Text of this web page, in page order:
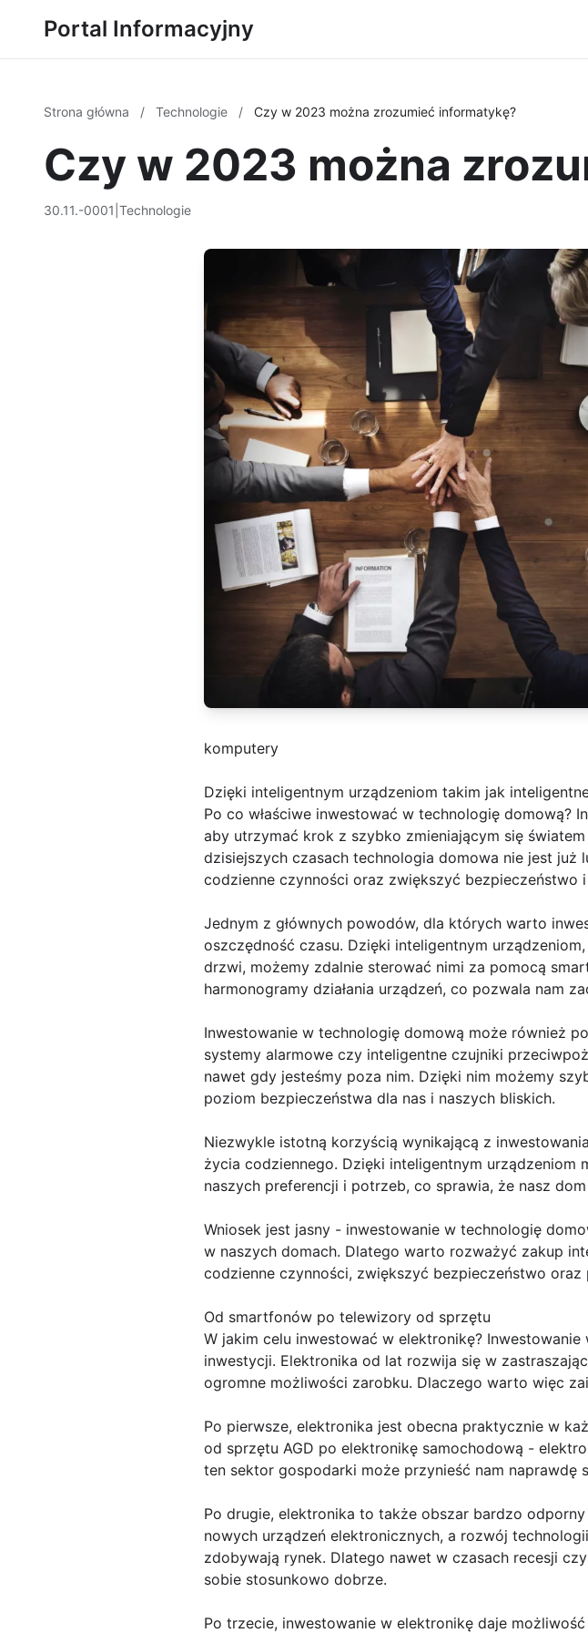
Portal Informacyjny
Strona główna / Technologie / Czy w 2023 można zrozumieć informatykę?
Czy w 2023 można
30.11.-0001 Technologie
komputery
Dzięki inteligentnym urządzeniom takim jak
Po co właściwe inwestować w technologię domową?
aby utrzymać krok z szybko zmieniającym się
dzisiejszych czasach technologia domowa nie jest już
codzienne czynności oraz zwiększyć bezpieczeństwo
Jednym z głównych powodów, dla których warto
oszczędność czasu. Dzięki inteligentnym
drzwi, możemy zdalnie sterować nimi za pomocą
harmonogramy działania urządzeń, co pozwala nam
Inwestowanie w technologię domową może również
systemy alarmowe czy inteligentne czujniki
nawet gdy jesteśmy poza nim. Dzięki nim możemy
poziom bezpieczeństwa dla nas i naszych bliskich.
Niezwykle istotną korzyścią wynikającą z
życia codziennego. Dzięki inteligentnym
naszych preferencji i potrzeb, co sprawia, że nasz
Wniosek jest jasny - inwestowanie w technologię
w naszych domach. Dlatego warto rozważyć zakup
codzienne czynności, zwiększyć bezpieczeństwo
Od smartfonów po telewizory od sprzętu
W jakim celu inwestować w elektronikę?
inwestycji. Elektronika od lat rozwija się w
ogromne możliwości zarobku. Dlaczego warto więc
Po pierwsze, elektronika jest obecna praktycznie w
od sprzętu AGD po elektronikę samochodową -
ten sektor gospodarki może przynieść nam naprawdę
Po drugie, elektronika to także obszar bardzo
nowych urządzeń elektronicznych, a rozwój
zdobywają rynek. Dlatego nawet w czasach recesji
sobie stosunkowo dobrze.
Po trzecie, inwestowanie w elektronikę daje